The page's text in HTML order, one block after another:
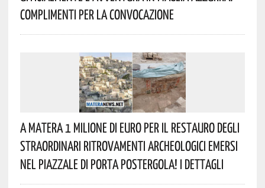
Complimenti Per La Convocazione
A Matera 1 Milione Di Euro Per Il Restauro Degli
Straordinari Ritrovamenti Archeologici Emersi
Nel Piazzale Di Porta Postergola! I Dettagli